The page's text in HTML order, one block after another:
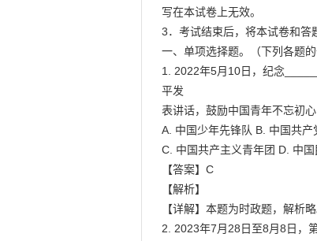
写在本试卷上无效。
3．考试结束后，将本试卷和答
一、单项选择题。（下列各题
1. 2022年5月10日，纪念
平发
表讲话，鼓励中国青年不忘初
A. 中国少年先锋队 B. 中国共产
C. 中国共产主义青年团 D. 中国
【答案】C
【解析】
【详解】本题为时政题，解析略
2. 2023年7月28日至8月8日，